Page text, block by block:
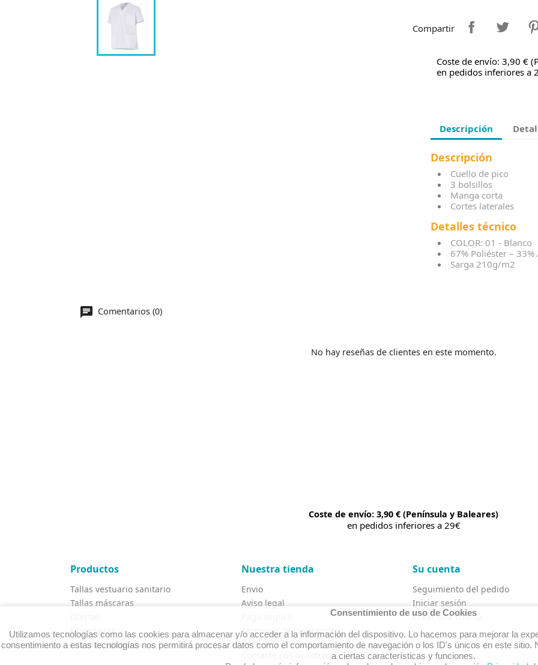
Compartir
Coste de envío: 3,90 €
en pedidos inferiores a
Descripción
Descripción
Cuello de pico
3 bolsillos
Manga corta
Cortes laterales
Detalles técnico
COLOR: 01 - Blanco
67% Poliéster –
Sarga 210g/m2
Comentarios (0)
No hay reseñas de clientes en este momento.
Coste de envío: 3,90 € (Península y Baleares)
en pedidos inferiores a 29€
Productos
Tallas vestuario sanitario
Tallas máscaras
Novedades
Los más vendidos
Nuestra tienda
Envio
Aviso legal
Términos de revocación y
devoluciones
Su cuenta
Seguimiento del pedido
Iniciar sesión
Crear una cuenta
Consentimiento de uso de Cookies
Utilizamos tecnologías como las cookies para almacenar y/o acceder a la información del dispositivo. Lo hacemos para mejorar la
consentimiento a estas tecnologías nos permitirá procesar datos como el comportamiento de navegación o los ID's únicos en este
a ciertas características y funciones.